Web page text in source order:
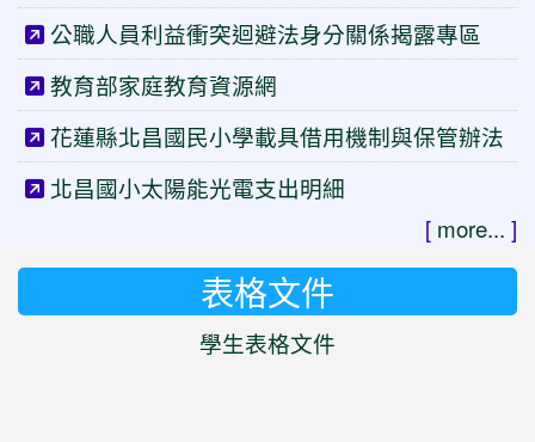
公職人員利益衝突迴避法身分關係揭露專區
教育部家庭教育資源網
花蓮縣北昌國民小學載具借用機制與保管辦法
北昌國小太陽能光電支出明細
[ more... ]
表格文件
學生表格文件